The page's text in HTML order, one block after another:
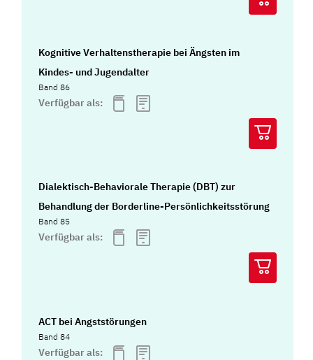
Kognitive Verhaltenstherapie bei Ängsten im
Kindes- und Jugendalter
Band 86
Verfügbar als:
Dialektisch-Behaviorale Therapie (DBT) zur
Behandlung der Borderline-Persönlichkeitsstörung
Band 85
Verfügbar als:
ACT bei Angststörungen
Band 84
Verfügbar als: